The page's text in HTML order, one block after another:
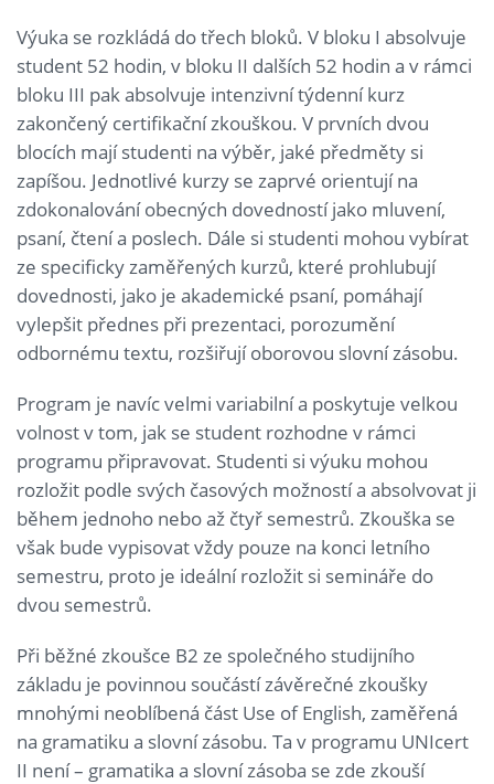
Výuka se rozkládá do třech bloků. V bloku I absolvuje
student 52 hodin, v bloku II dalších 52 hodin a v rámci
bloku III pak absolvuje intenzivní týdenní kurz
zakončený certifikační zkouškou. V prvních dvou
blocích mají studenti na výběr, jaké předměty si
zapíšou. Jednotlivé kurzy se zaprvé orientují na
zdokonalování obecných dovedností jako mluvení,
psaní, čtení a poslech. Dále si studenti mohou vybírat
ze specificky zaměřených kurzů, které prohlubují
dovednosti, jako je akademické psaní, pomáhají
vylepšit přednes při prezentaci, porozumění
odbornému textu, rozšiřují oborovou slovní zásobu.
Program je navíc velmi variabilní a poskytuje velkou
volnost v tom, jak se student rozhodne v rámci
programu připravovat. Studenti si výuku mohou
rozložit podle svých časových možností a absolvovat ji
během jednoho nebo až čtyř semestrů. Zkouška se
však bude vypisovat vždy pouze na konci letního
semestru, proto je ideální rozložit si semináře do
dvou semestrů.
Při běžné zkoušce B2 ze společného studijního
základu je povinnou součástí závěrečné zkoušky
mnohými neoblíbená část Use of English, zaměřená
na gramatiku a slovní zásobu. Ta v programu UNIcert
II není – gramatika a slovní zásoba se zde zkouší